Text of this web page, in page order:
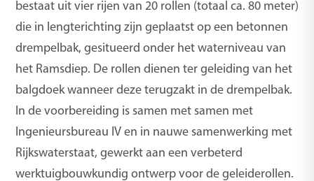
bestaat uit vier rijen van 20 rollen (totaal ca. 80 meter)
die in lengterichting zijn geplaatst op een betonnen
drempelbak, gesitueerd onder het waterniveau van
het Ramsdiep. De rollen dienen ter geleiding van het
balgdoek wanneer deze terugzakt in de drempelbak.
In de voorberei­ding is samen met samen met
Ingenieursbureau IV en in nauwe samenwerking met
Rijkswaterstaat, gewerkt aan een verbeterd
werktuigbouwkundig ontwerp voor de geleiderollen.